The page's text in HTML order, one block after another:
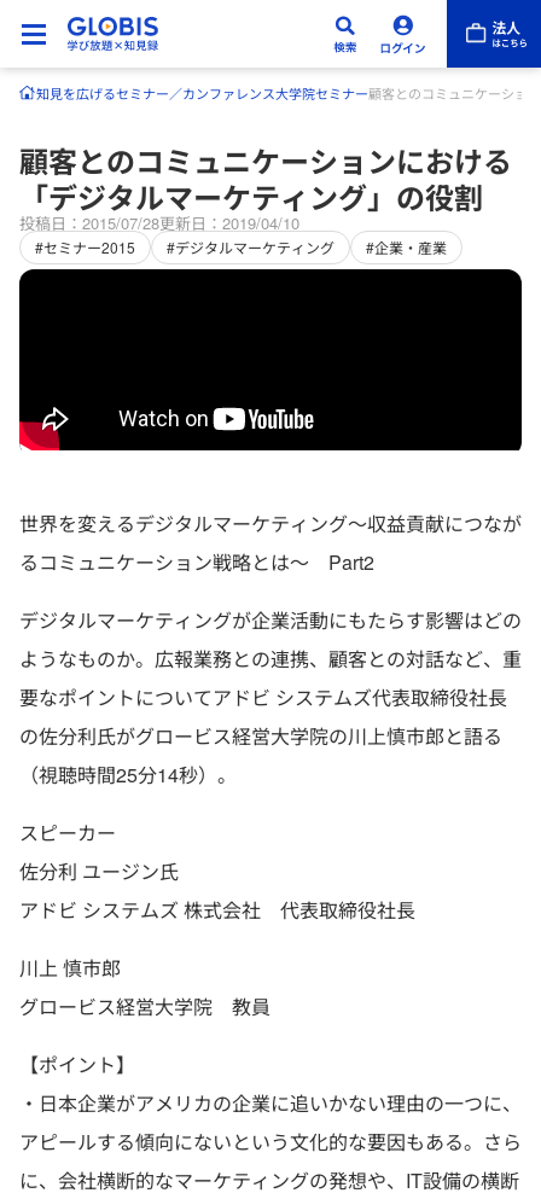
知見を広げるセミナー／カンファレンス大学院セミナー顧客とのコミュニケーショ
顧客とのコミュニケーションにおける
「デジタルマーケティング」の役割
投稿日：2015/07/28更新日：2019/04/10
#セミナー2015 #デジタルマーケティング #企業・産業
世界を変えるデジタルマーケティング～収益貢献につなが
るコミュニケーション戦略とは～ Part2
デジタルマーケティングが企業活動にもたらす影響はどの
ようなものか。広報業務との連携、顧客との対話など、重
要なポイントについてアドビ システムズ代表取締役社長
の佐分利氏がグロービス経営大学院の川上慎市郎と語る
（視聴時間25分14秒）。
スピーカー
佐分利 ユージン氏
アドビ システムズ 株式会社 代表取締役社長
川上 慎市郎
グロービス経営大学院 教員
【ポイント】
・日本企業がアメリカの企業に追いかない理由の一つに、
アピールする傾向にないという文化的な要因もある。さら
に、会社横断的なマーケティングの発想や、IT設備の横断